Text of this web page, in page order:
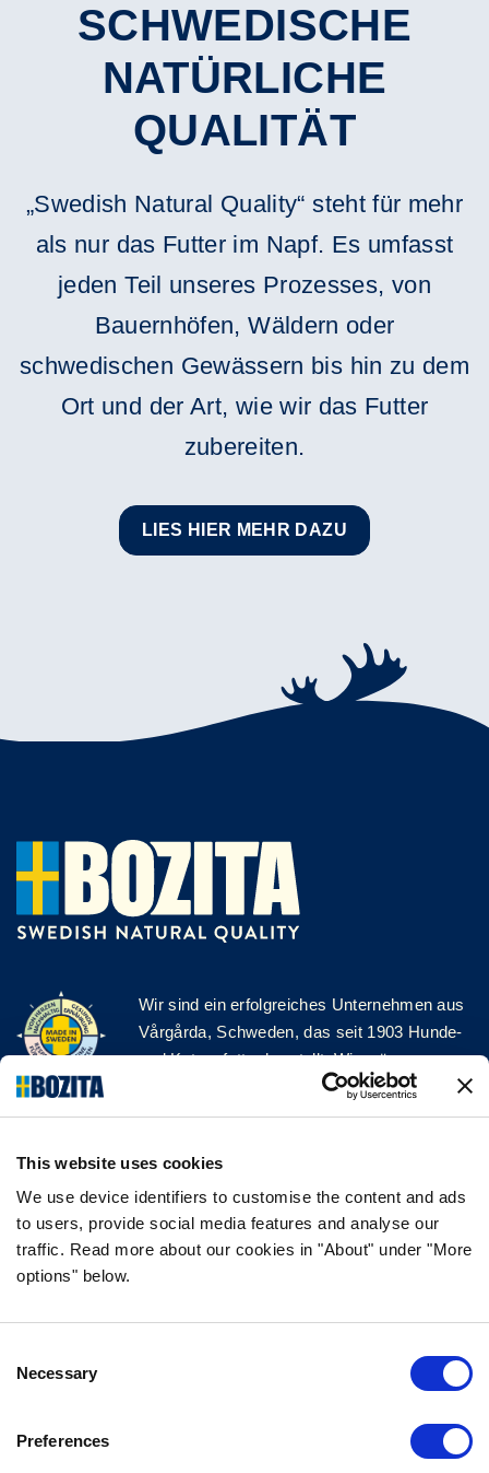
This website uses cookies
We use device identifiers to customise the content and ads
to users, provide social media features and analyse our
traffic. Read more about our cookies in "About" under "More
options" below.
Selection
Necessary
Preferences
SCHWEDISCHE
NATÜRLICHE
QUALITÄT
„Swedish Natural Quality“ steht für mehr
als nur das Futter im Napf. Es umfasst
jeden Teil unseres Prozesses, von
Bauernhöfen, Wäldern oder
schwedischen Gewässern bis hin zu dem
Ort und der Art, wie wir das Futter
zubereiten.
LIES HIER MEHR DAZU
Wir sind ein erfolgreiches Unternehmen aus
Vårgårda, Schweden, das seit 1903 Hunde-
und Katzenfutter herstellt. Wir mögen es
natürlich und einfach. Wir stellen unser
Hunde- und Katzenfutter aus hochwertigen
FOLGE UNS AUF SOCIAL MEDIA
FAQ